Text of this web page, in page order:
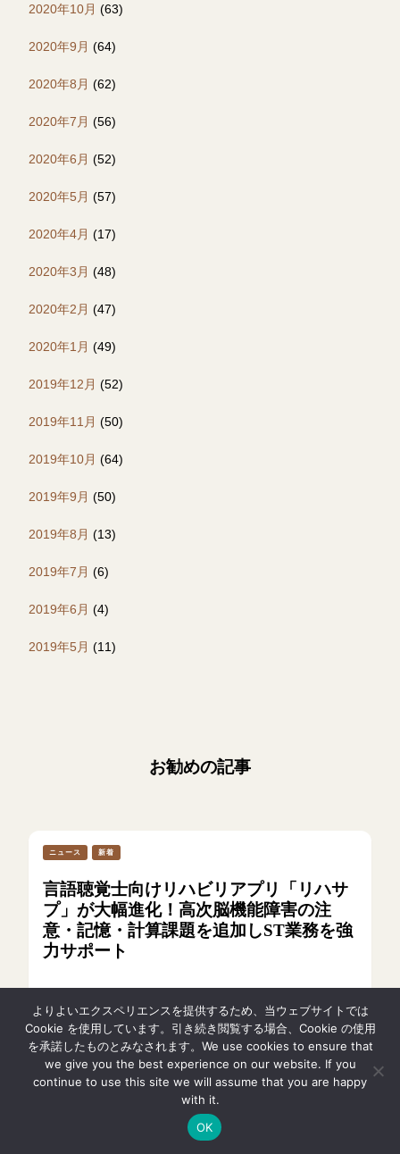
2020年10月 (63)
2020年9月 (64)
2020年8月 (62)
2020年7月 (56)
2020年6月 (52)
2020年5月 (57)
2020年4月 (17)
2020年3月 (48)
2020年2月 (47)
2020年1月 (49)
2019年12月 (52)
2019年11月 (50)
2019年10月 (64)
2019年9月 (50)
2019年8月 (13)
2019年7月 (6)
2019年6月 (4)
2019年5月 (11)
お勧めの記事
ニュース 新着
言語聴覚士向けリハビリアプリ「リハサ
プ」が大幅進化！高次脳機能障害の注
意・記憶・計算課題を追加しST業務を強
力サポート
2026年7月7日
「ハーティ割引」を改定 ／NTTドコモ
よりよいエクスペリエンスを提供するため、当ウェブサイトでは
Cookie を使用しています。引き続き閲覧する場合、Cookie の使用
を承諾したものとみなされます。We use cookies to ensure that
we give you the best experience on our website. If you
continue to use this site we will assume that you are happy
with it.
OK